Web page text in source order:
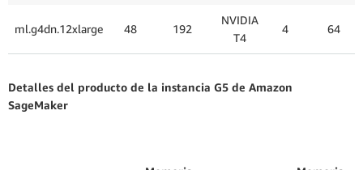
ml.g4dn.12xlarge 48 192
NVIDIA
T4
4 64
Detalles del producto de la instancia G5 de Amazon
SageMaker